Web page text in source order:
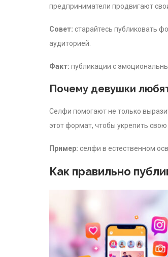
предприниматели продвигают
Совет: старайтесь публиковать
аудиторией.
Факт: публикации с
Почему девушки
Селфи помогают не только
этот формат, чтобы укрепить свою
Пример: селфи в естественном
Как правильно